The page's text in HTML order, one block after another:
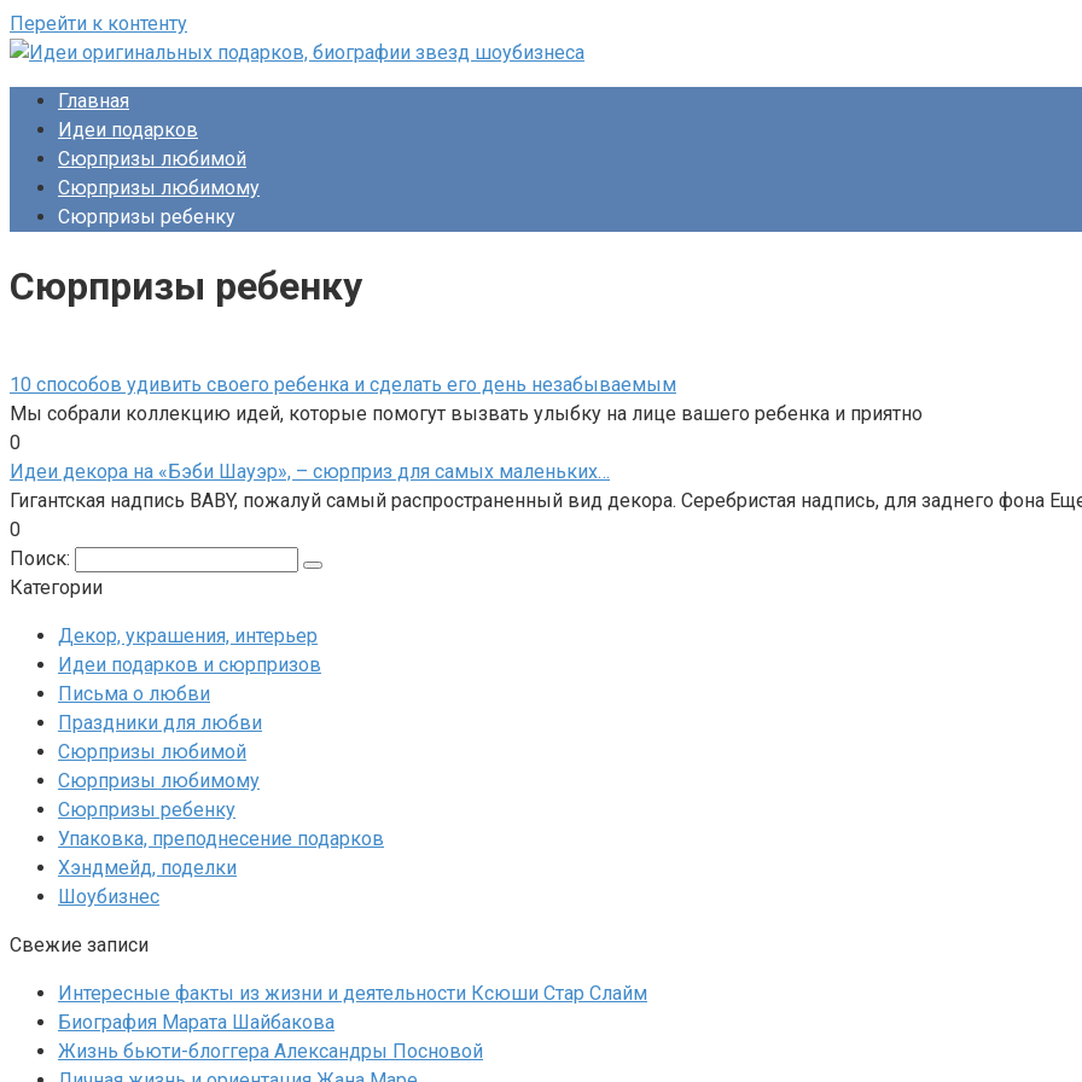
Перейти к контенту
Главная
Идеи подарков
Сюрпризы любимой
Сюрпризы любимому
Сюрпризы ребенку
Сюрпризы ребенку
10 способов удивить своего ребенка и сделать его день незабываемым
Мы собрали коллекцию идей, которые помогут вызвать улыбку на лице вашего ребенка и приятно
0
Идеи декора на «Бэби Шауэр», – сюрприз для самых маленьких…
Гигантская надпись BABY, пожалуй самый распространенный вид декора. Серебристая надпись, для заднего фона
0
Поиск:
Категории
Декор, украшения, интерьер
Идеи подарков и сюрпризов
Письма о любви
Праздники для любви
Сюрпризы любимой
Сюрпризы любимому
Сюрпризы ребенку
Упаковка, преподнесение подарков
Хэндмейд, поделки
Шоубизнес
Свежие записи
Интересные факты из жизни и деятельности Ксюши Стар Слайм
Биография Марата Шайбакова
Жизнь бьюти-блоггера Александры Посновой